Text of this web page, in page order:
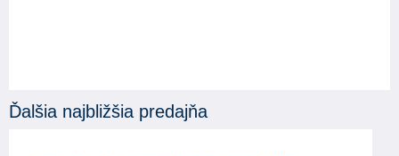
Ďalšia najbližšia predajňa